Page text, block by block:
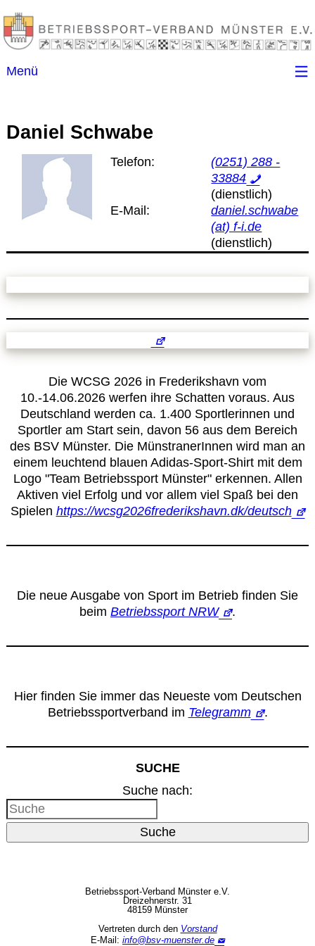
Menü
Kontakt
Ansprechpartner
Datenschutzerklärung
Sportarten
Spielpläne / Ergebnisse / Tabellen
Betriebssport
übergeordnete Verbände
Chronik
Anmeldung zum Erste-Hilfe-Kurs
Kalender
Site Map
Anmelden
Betriebssportiade
Daniel Schwabe
Telefon:
(0251) 288 -
33884
E-Mail:
daniel.schwabe
(at) f-i.de
Die WCSG 2026 in Frederikshavn vom
10.-14.06.2026 werfen ihre Schatten voraus. Aus
Deutschland werden ca. 1.400 Sportlerinnen und
Sportler am Start sein, davon 56 aus dem Bereich
des BSV Münster. Die MünstranerInnen wird man an
einem leuchtend blauen Adidas-Sport-Shirt mit dem
Logo "Team Betriebssport Münster" erkennen. Allen
Aktiven viel Erfolg und vor allem viel Spaß bei den
Spielen https://wcsg2026frederikshavn.dk/deutsch
Die neue Ausgabe von Sport im Betrieb finden Sie
beim Betriebssport NRW .
Hier finden Sie immer das Neueste vom Deutschen
Betriebssportverband im Telegramm .
SUCHE
Suche nach:
Suche
Betriebssport-Verband Münster e.V.
Dreizehnerstr. 31
48159 Münster
Vertreten durch den Vorstand
E-Mail: info@bsv-muenster.de